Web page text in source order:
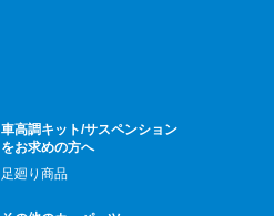
車高調キット/サスペンション
をお求めの方へ
足廻り商品